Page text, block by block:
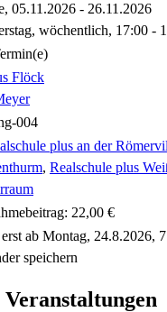
05.11.2026 - 26.11.2026
wöchentlich, 17:00 -
Flöck
004
plus an der
, Realschule plus
22,00 €
ab Montag, 24.8.2026,
speichern